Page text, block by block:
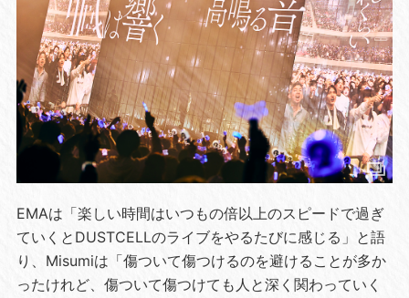
EMAは「楽しい時間はいつもの倍以上のスピードで過ぎ
ていくとDUSTCELLのライブをやるたびに感じる」と語
り、Misumiは「傷ついて傷つけるのを避けることが多か
ったけれど、傷ついて傷つけても人と深く関わっていく